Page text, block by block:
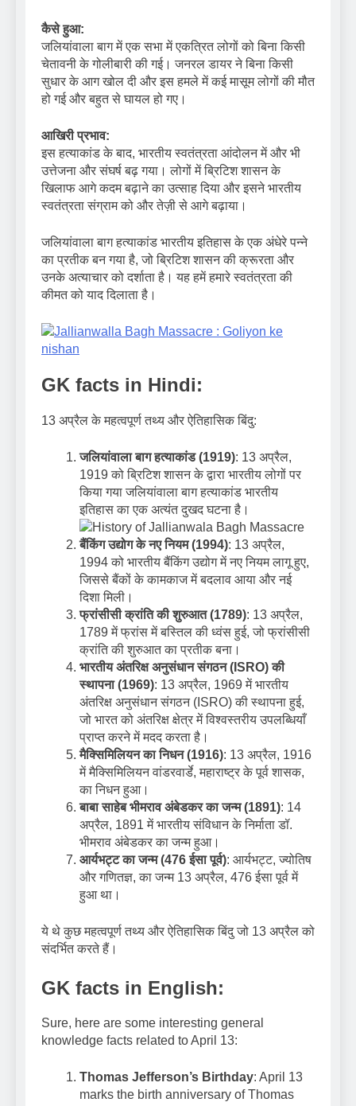
कैसे हुआ:
जलियांवाला बाग में एक सभा में एकत्रित लोगों को बिना किसी
चेतावनी के गोलीबारी की गई। जनरल डायर ने बिना किसी
सुधार के आग खोल दी और इस हमले में कई मासूम लोगों की मौत
हो गई और बहुत से घायल हो गए।
आखिरी प्रभाव:
इस हत्याकांड के बाद, भारतीय स्वतंत्रता आंदोलन में और भी
उत्तेजना और संघर्ष बढ़ गया। लोगों में ब्रिटिश शासन के
खिलाफ आगे कदम बढ़ाने का उत्साह दिया और इसने भारतीय
स्वतंत्रता संग्राम को और तेज़ी से आगे बढ़ाया।
जलियांवाला बाग हत्याकांड भारतीय इतिहास के एक अंधेरे पन्ने
का प्रतीक बन गया है, जो ब्रिटिश शासन की क्रूरता और
उनके अत्याचार को दर्शाता है। यह हमें हमारे स्वतंत्रता की
कीमत को याद दिलाता है।
GK facts in Hindi:
13 अप्रैल के महत्वपूर्ण तथ्य और ऐतिहासिक बिंदु:
जलियांवाला बाग हत्याकांड (1919): 13 अप्रैल,
1919 को ब्रिटिश शासन के द्वारा भारतीय लोगों पर
किया गया जलियांवाला बाग हत्याकांड भारतीय
इतिहास का एक अत्यंत दुखद घटना है।
बैंकिंग उद्योग के नए नियम (1994): 13 अप्रैल,
1994 को भारतीय बैंकिंग उद्योग में नए नियम लागू हुए,
जिससे बैंकों के कामकाज में बदलाव आया और नई
दिशा मिली।
फ्रांसीसी क्रांति की शुरुआत (1789): 13 अप्रैल,
1789 में फ्रांस में बस्तिल की ध्वंस हुई, जो फ्रांसीसी
क्रांति की शुरुआत का प्रतीक बना।
भारतीय अंतरिक्ष अनुसंधान संगठन (ISRO) की
स्थापना (1969): 13 अप्रैल, 1969 में भारतीय
अंतरिक्ष अनुसंधान संगठन (ISRO) की स्थापना हुई,
जो भारत को अंतरिक्ष क्षेत्र में विश्वस्तरीय उपलब्धियाँ
प्राप्त करने में मदद करता है।
मैक्सिमिलियन का निधन (1916): 13 अप्रैल, 1916
में मैक्सिमिलियन वांडरवार्डे, महाराष्ट्र के पूर्व शासक,
का निधन हुआ।
बाबा साहेब भीमराव अंबेडकर का जन्म (1891): 14
अप्रैल, 1891 में भारतीय संविधान के निर्माता डॉ.
भीमराव अंबेडकर का जन्म हुआ।
आर्यभट्ट का जन्म (476 ईसा पूर्व): आर्यभट्ट, ज्योतिष
और गणितज्ञ, का जन्म 13 अप्रैल, 476 ईसा पूर्व में
हुआ था।
ये थे कुछ महत्वपूर्ण तथ्य और ऐतिहासिक बिंदु जो 13 अप्रैल को
संदर्भित करते हैं।
GK facts in English:
Sure, here are some interesting general
knowledge facts related to April 13:
Thomas Jefferson’s Birthday: April 13
marks the birth anniversary of Thomas